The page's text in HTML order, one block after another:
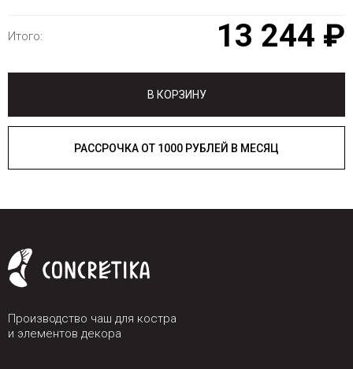
Итого: 13 244 ₽
В КОРЗИНУ
РАССРОЧКА ОТ 1000 РУБЛЕЙ В МЕСЯЦ
Производство чаш для костра
и элементов декора